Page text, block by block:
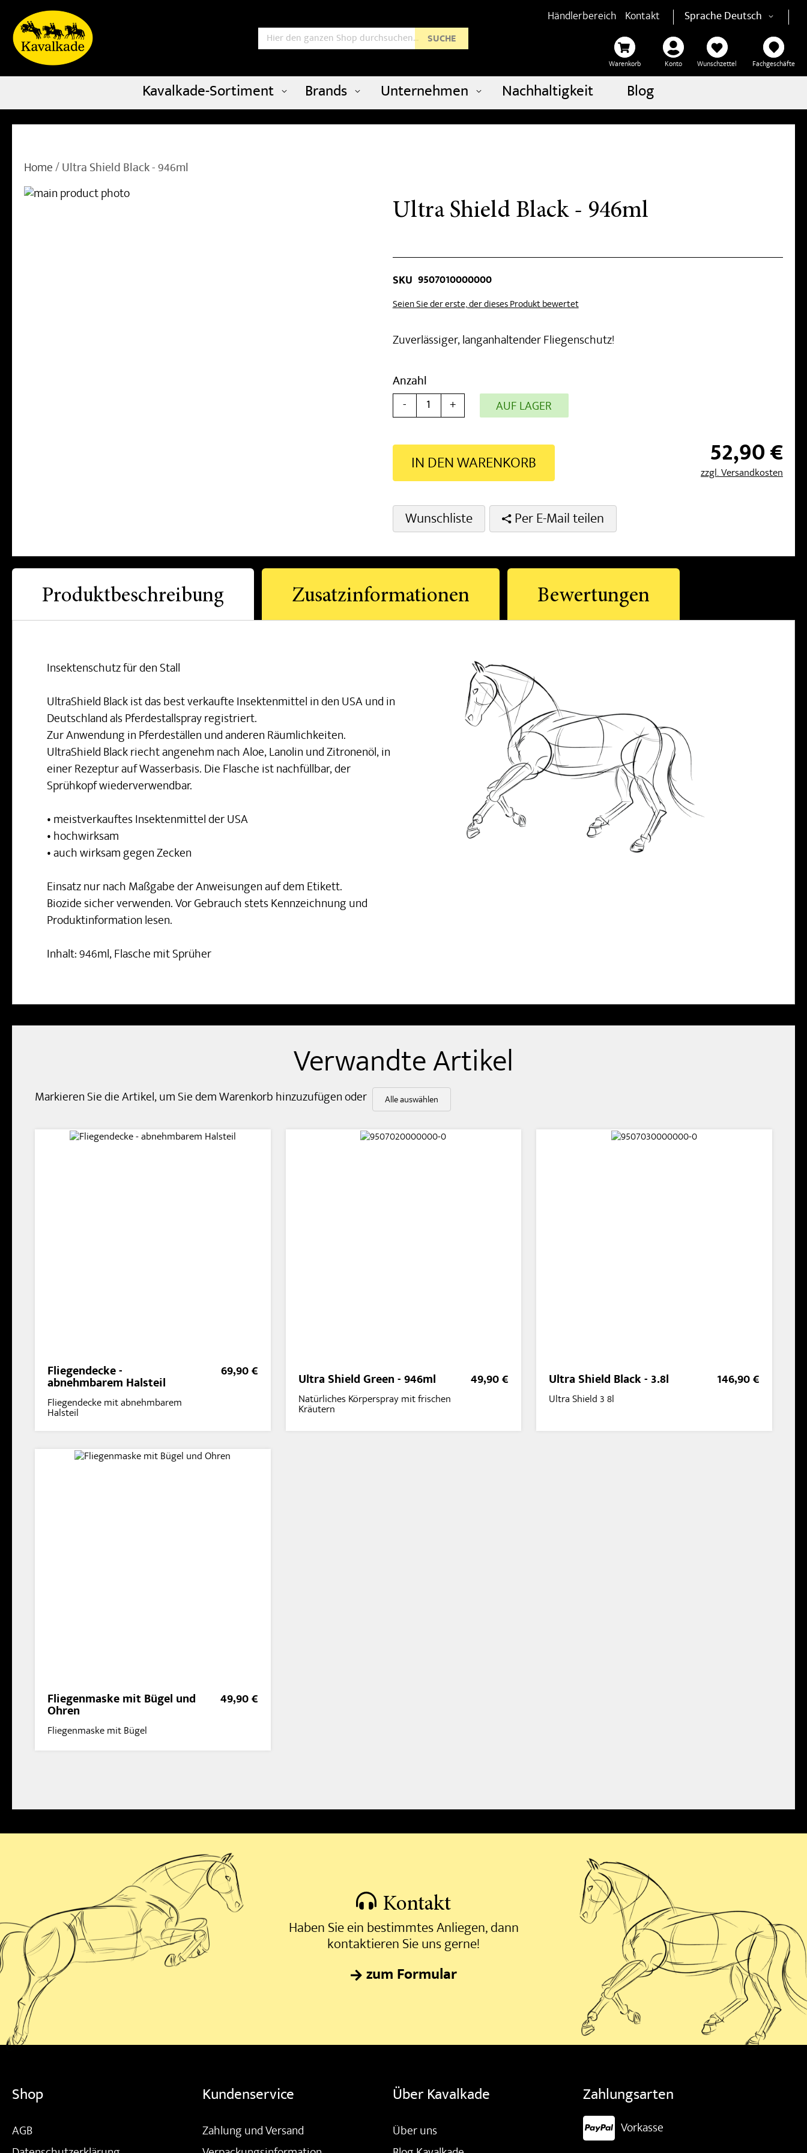
Händlerbereich Kontakt SpracheDeutsch
Warenkorb Konto Wunschzettel Fachgeschäfte
Suche SUCHE
Kavalkade-Sortiment Brands Unternehmen Nachhaltigkeit Blog
Home Ultra Shield Black - 946ml
Ultra Shield Black - 946ml
SKU 9507010000000
Seien Sie der erste, der dieses Produkt bewertet
Zuverlässiger, langanhaltender Fliegenschutz!
52,90 €
zzgl. Versandkosten
Anzahl
-
+ AUF LAGER
IN DEN WARENKORB
Wunschliste Per E-Mail teilen
Produktbeschreibung
Insektenschutz für den Stall
UltraShield Black ist das best verkaufte Insektenmittel in den USA und in
Deutschland als Pferdestallspray registriert.
Zur Anwendung in Pferdeställen und anderen Räumlichkeiten.
UltraShield Black riecht angenehm nach Aloe, Lanolin und Zitronenöl, in
einer Rezeptur auf Wasserbasis. Die Flasche ist nachfüllbar, der
Sprühkopf wiederverwendbar.
• meistverkauftes Insektenmittel der USA
• hochwirksam
• auch wirksam gegen Zecken
Einsatz nur nach Maßgabe der Anweisungen auf dem Etikett.
Biozide sicher verwenden. Vor Gebrauch stets Kennzeichnung und
Produktinformation lesen.
Inhalt: 946ml, Flasche mit Sprüher
Zusatzinformationen Bewertungen
Verwandte Artikel
Markieren Sie die Artikel, um Sie dem Warenkorb hinzuzufügen oder Alle auswählen
Fliegendecke -
abnehmbarem Halsteil
Fliegendecke mit abnehmbarem
Halsteil
69,90 € Ultra Shield Green - 946ml
Natürliches Körperspray mit frischen
Kräutern
49,90 € Ultra Shield Black - 3.8l
Ultra Shield 3 8l
146,90 €
Fliegenmaske mit Bügel und
Ohren
Fliegenmaske mit Bügel
49,90 €
Kontakt
Haben Sie ein bestimmtes Anliegen, dann
kontaktieren Sie uns gerne!
zum Formular
Shop
AGB
Kundenservice
Zahlung und Versand
Über Kavalkade
Über uns
Zahlungsarten
Vorkasse